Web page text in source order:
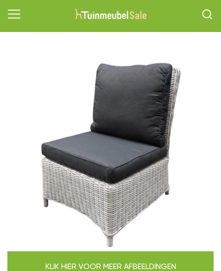
KLIK HIER VOOR MEER AFBEELDINGEN